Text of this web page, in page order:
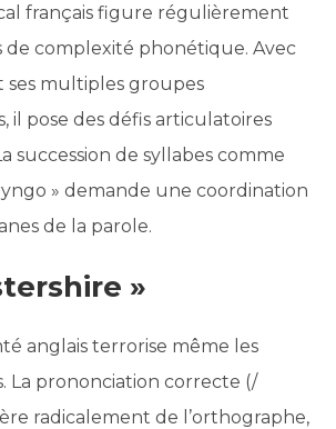
français figure régulièrement
de complexité phonétique. Avec
ses multiples groupes
il pose des défis articulatoires
succession de syllabes comme
» demande une coordination
de la parole.
»
anglais terrorise même les
La prononciation correcte (/
radicalement de l’orthographe,